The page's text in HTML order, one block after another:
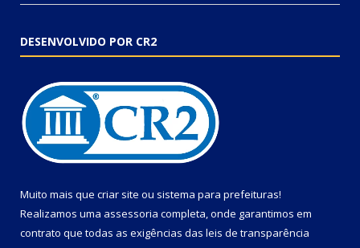
DESENVOLVIDO POR CR2
Muito mais que criar site ou sistema para prefeituras!
Realizamos uma assessoria completa, onde garantimos em
contrato que todas as exigências das leis de transparência